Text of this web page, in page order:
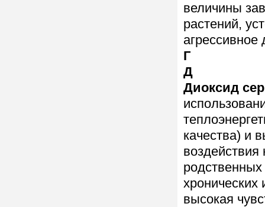
величины
растений,
Г
Д
Диоксид
качества) и
воздействия
высокая